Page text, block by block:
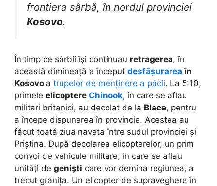
frontiera sârbă, în nordul provinciei
Kosovo.
În timp ce sârbii își continuau retragerea, în
această dimineață a început desfășurarea în
Kosovo a trupelor de menținere a păcii. La 5:10,
primele elicoptere Chinook, în care se aflau
militari britanici, au decolat de la Blace, pentru
a începe dispunerea în provincie. Acestea au
făcut toată ziua naveta între sudul provinciei și
Priștina. După decolarea elicopterelor, un prim
convoi de vehicule militare, în care se aflau
unități de geniști care vor demina regiunea, a
trecut granița. Un elicopter de supraveghere în